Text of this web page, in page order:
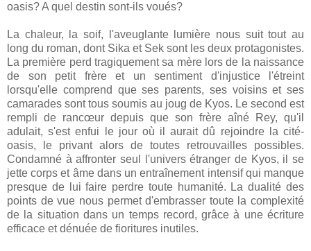
oasis? A quel destin sont-ils voués?
La chaleur, la soif, l'aveuglante lumière nous suit tout au
long du roman, dont Sika et Sek sont les deux protagonistes.
La première perd tragiquement sa mère lors de la naissance
de son petit frère et un sentiment d'injustice l'étreint
lorsqu'elle comprend que ses parents, ses voisins et ses
camarades sont tous soumis au joug de Kyos. Le second est
rempli de rancœur depuis que son frère aîné Rey, qu'il
adulait, s'est enfui le jour où il aurait dû rejoindre la cité-
oasis, le privant alors de toutes retrouvailles possibles.
Condamné à affronter seul l'univers étranger de Kyos, il se
jette corps et âme dans un entraînement intensif qui manque
presque de lui faire perdre toute humanité. La dualité des
points de vue nous permet d'embrasser toute la complexité
de la situation dans un temps record, grâce à une écriture
efficace et dénuée de fioritures inutiles.